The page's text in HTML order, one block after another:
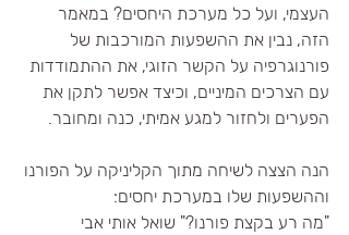
העצמי, ועל כל מערכת היחסים? במאמר
הזה, נבין את ההשפעות המורכבות של
פורנוגרפיה על הקשר הזוגי, את ההתמודדות
עם הצרכים המיניים, וכיצד אפשר לתקן את
הפערים ולחזור למגע אמיתי, כנה ומחובר.
הנה הצצה לשיחה מתוך הקליניקה על הפורנו
וההשפעות שלו במערכת יחסים:
"מה רע בקצת פורנו?" שואל אותי אבי